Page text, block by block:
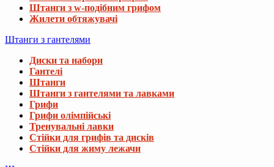
Штанги з w-подібним грифом
Жилети обтяжувачі
Штанги з гантелями
Диски та набори
Гантелі
Штанги
Штанги з гантелями та лавками
Грифи
Грифи олімпійські
Тренувальні лавки
Стійки для грифів та дисків
Стійки для жиму лежачи